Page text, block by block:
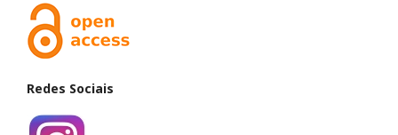
Redes Sociais